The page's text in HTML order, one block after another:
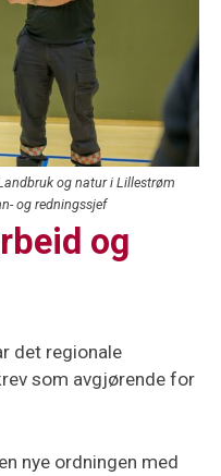
og natur i Lillestrøm
og redningssjef
og
det regionale
som avgjørende for
nye ordningen med